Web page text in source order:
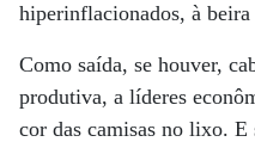
hiperinflacionados, à
Como saída, se houver,
produtiva, a líderes
cor das camisas no lixo. E